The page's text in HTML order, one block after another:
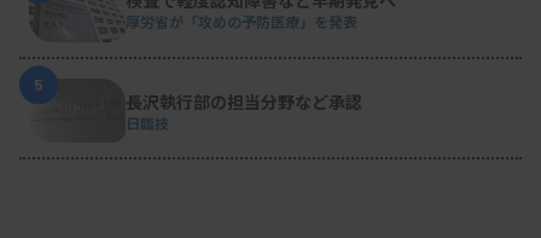
厚労省が「攻めの予防医療」を発表
5
長沢執行部の担当分野など承認
日臨技